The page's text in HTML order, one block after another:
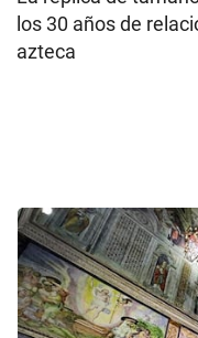
los 30 años de
azteca